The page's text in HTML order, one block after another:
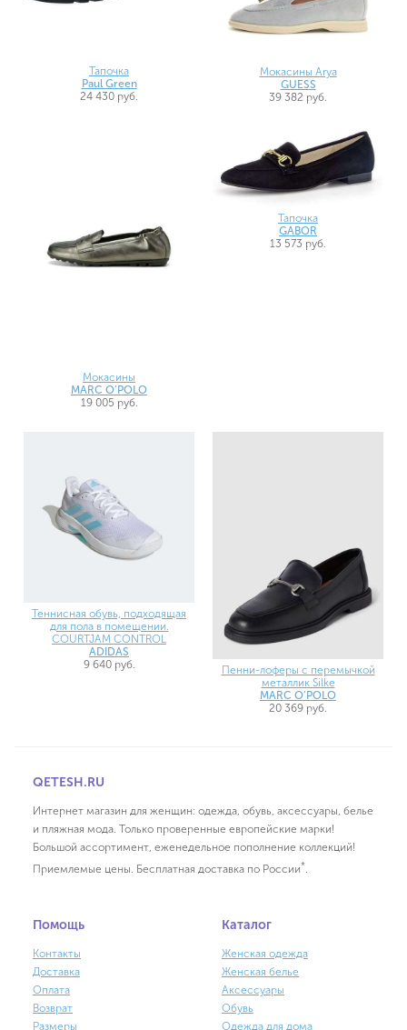
Тапочка
Paul Green
24 430 руб.
Мокасины Arya
GUESS
39 382 руб.
Мокасины
MARC O'POLO
19 005 руб.
Тапочка
GABOR
13 573 руб.
Теннисная обувь, подходящая
для пола в помещении.
COURTJAM CONTROL
ADIDAS
9 640 руб.
Пенни-лоферы с перемычкой
металлик Silke
MARC O'POLO
20 369 руб.
QETESH.RU
Интернет магазин для женщин: одежда, обувь, аксессуары, белье
и пляжная мода. Только проверенные европейские марки!
Большой ассортимент, еженедельное пополнение коллекций!
Приемлемые цены. Бесплатная доставка по России*.
Помощь
Контакты
Доставка
Оплата
Возврат
Размеры
Каталог
Женская одежда
Женская белье
Аксессуары
Обувь
Одежда для дома